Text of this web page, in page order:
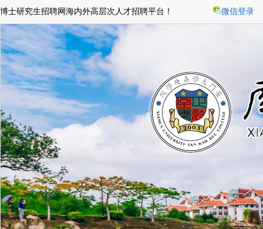
博士研究生招聘网海内外高层次人才招聘平台！ 微信登录